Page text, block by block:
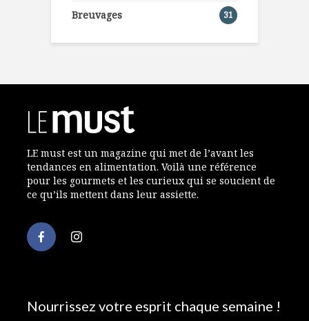
Breuvages 31
LE must est un magazine qui met de l’avant les
tendances en alimentation. Voilà une référence
pour les gourmets et les curieux qui se soucient de
ce qu’ils mettent dans leur assiette.
Nourrissez votre esprit chaque semaine !